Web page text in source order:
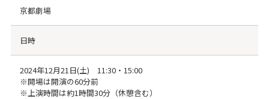
京都劇場
日時
2024年12月21日(土) 11:30・15:00
※開場は開演の60分前
※上演時間は約1時間30分（休憩含む）